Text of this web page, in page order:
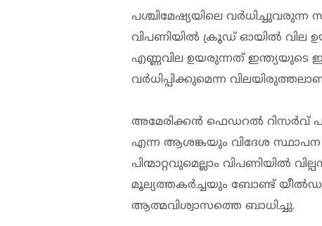
പശ്ചിമേഷ്യയിലെ
വിപണിയിൽ ക്രൂഡ് ഓയിൽ വില
എണ്ണവില ഉയരുന്നത് ഇന്ത്യയുടെ
വർധിപ്പിക്കുമെന്ന
അമേരിക്കൻ ഫെഡറൽ റിസർവ്
എന്ന ആശങ്കയും വിദേശ സ്ഥാപന
പിന്മാറ്റവുമെല്ലാം വിപണിയിൽ
മൂല്യത്തകർച്ചയും ബോണ്ട്
ആത്മവിശ്വാസത്തെ ബാധിച്ചു.